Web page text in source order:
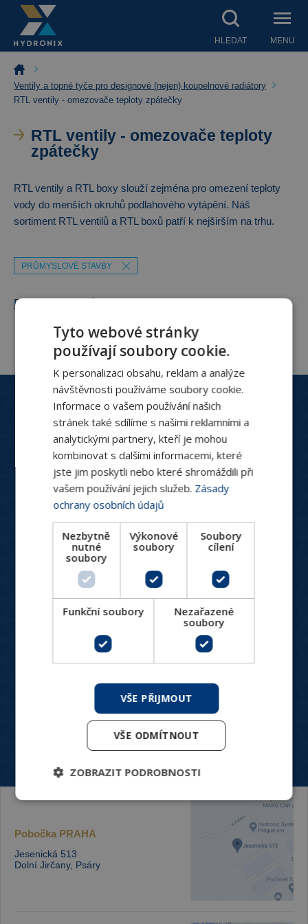
HLEDAT MENU
Ventily a topné tyče pro designové (nejen) koupelnové radiátory
RTL ventily - omezovače teploty zpátečky
RTL ventily - omezovače teploty
zpátečky
RTL ventily a RTL boxy slouží zejména pro omezení teploty
vody do menších okruhů podlahového vytápění. Náš
sortiment RTL ventilů a RTL boxů patří k nejširším na trhu.
PRŮMYSLOVÉ STAVBY
Filtrace výsledků
Zákaznický servis
+420 244 466 792
Po-Pá: 8:30 - 16:00
hydronix@hydronix.cz
Katalog produktů
Spotřebiče pro vytápění a chlazení
Větrání, rekuperace, VZT
Designové produkty
Produkty do náročných podmínek
Pro zákazníky
Blog
O nás
Ke stažení
Kontakt
Pobočka PRAHA
Jesenická 513
Dolní Jirčany, Psáry
Tyto webové stránky
používají soubory cookie.
K personalizaci obsahu, reklam a analýze
návštěvnosti používáme soubory cookie.
Informace o vašem používání našich
stránek také sdílíme s našimi reklamními a
analytickými partnery, kteří je mohou
kombinovat s dalšími informacemi, které
jste jim poskytli nebo které shromáždili při
vašem používání jejich služeb. Zásady
ochrany osobních údajů
Nezbytně
nutné
soubory
Výkonové
soubory
Soubory
cílení
Funkční soubory
Nezařazené
soubory
VŠE PŘIJMOUT
VŠE ODMÍTNOUT
ZOBRAZIT PODROBNOSTI